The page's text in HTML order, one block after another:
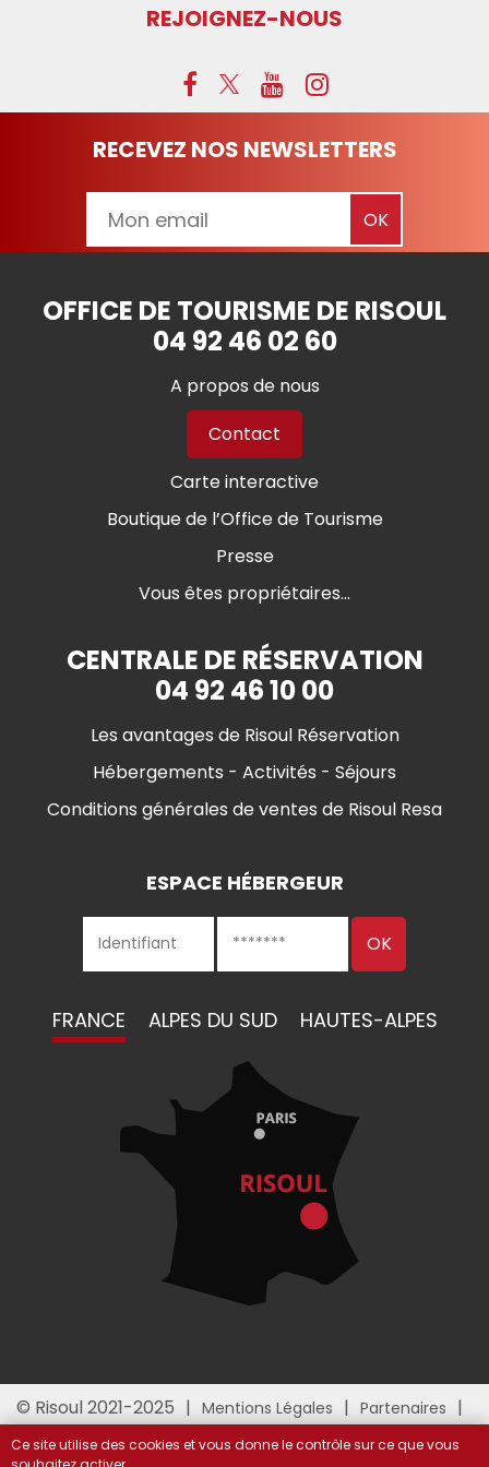
REJOIGNEZ-NOUS
RECEVEZ NOS NEWSLETTERS
OFFICE DE TOURISME DE RISOUL
04 92 46 02 60
A propos de nous
Contact
Carte interactive
Boutique de l’Office de Tourisme
Presse
Vous êtes propriétaires...
CENTRALE DE RÉSERVATION
04 92 46 10 00
Les avantages de Risoul Réservation
Hébergements - Activités - Séjours
Conditions générales de ventes de Risoul Resa
ESPACE HÉBERGEUR
FRANCE ALPES DU SUD HAUTES-ALPES
© Risoul 2021-2025 Mentions Légales
Partenaires
Gestion des cookies
Ce site utilise des cookies et vous donne le contrôle sur ce que vous